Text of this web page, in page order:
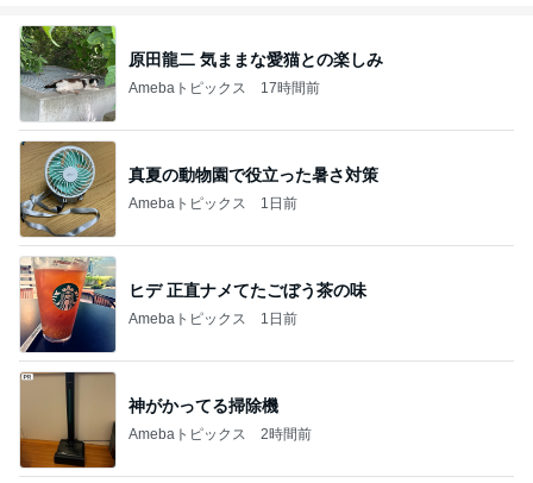
原田龍二 気ままな愛猫との楽しみ
Amebaトピックス 17時間前
真夏の動物園で役立った暑さ対策
Amebaトピックス 1日前
ヒデ 正直ナメてたごぼう茶の味
Amebaトピックス 1日前
神がかってる掃除機
Amebaトピックス 2時間前